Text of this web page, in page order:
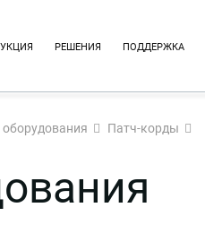
РЕШЕНИЯ ПОДДЕРЖКА
Патч-корды